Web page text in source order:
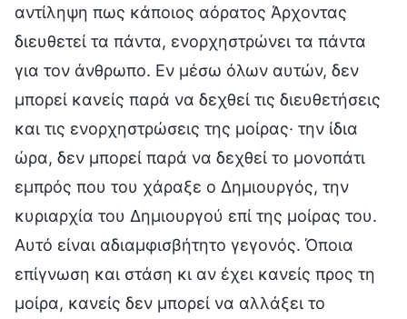
αντίληψη πως κάποιος αόρατος Άρχοντας
διευθετεί τα πάντα, ενορχηστρώνει τα πάντα
για τον άνθρωπο. Εν μέσω όλων αυτών, δεν
μπορεί κανείς παρά να δεχθεί τις διευθετήσεις
και τις ενορχηστρώσεις της μοίρας· την ίδια
ώρα, δεν μπορεί παρά να δεχθεί το μονοπάτι
εμπρός που του χάραξε ο Δημιουργός, την
κυριαρχία του Δημιουργού επί της μοίρας του.
Αυτό είναι αδιαμφισβήτητο γεγονός. Όποια
επίγνωση και στάση κι αν έχει κανείς προς τη
μοίρα, κανείς δεν μπορεί να αλλάξει το